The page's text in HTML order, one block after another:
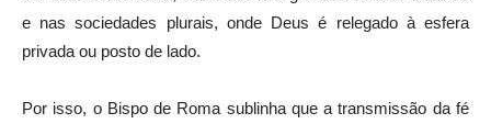
e nas sociedades plurais, onde Deus é relegado à esfera
privada ou posto de lado.
Por isso, o Bispo de Roma sublinha que a transmissão da fé